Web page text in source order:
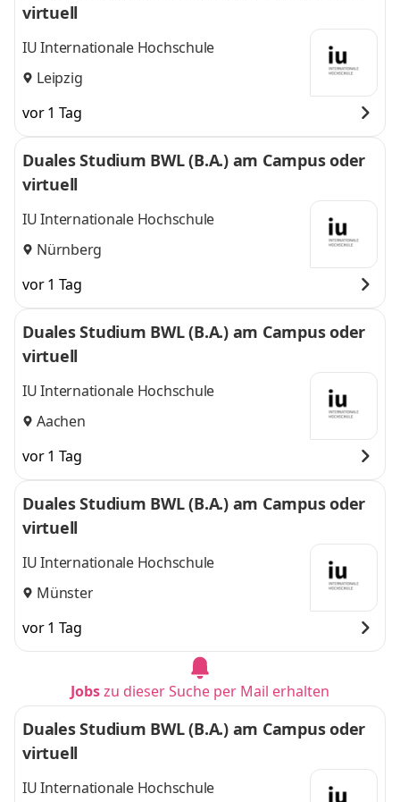
virtuell
IU Internationale Hochschule
Leipzig
vor 1 Tag
Duales Studium BWL (B.A.) am Campus oder
virtuell
IU Internationale Hochschule
Nürnberg
vor 1 Tag
Duales Studium BWL (B.A.) am Campus oder
virtuell
IU Internationale Hochschule
Aachen
vor 1 Tag
Duales Studium BWL (B.A.) am Campus oder
virtuell
IU Internationale Hochschule
Münster
vor 1 Tag
Jobszu dieser Suche per Mail erhalten
Duales Studium BWL (B.A.) am Campus oder
virtuell
IU Internationale Hochschule